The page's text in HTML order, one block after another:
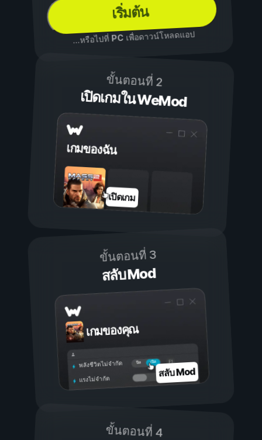
เริ่มต้น
...หรือไปที่ PCเพื่อดาวน์โหลดแอป
ขั้นตอนที่ 2
เปิดเกมใน WeMod
เกมของฉัน
เปิดเกม
ขั้นตอนที่ 3
สลับ Mod
เกมของคุณ
เปิด
ปิด
พลังชีวิตไม่จำกัด
แรงไม่จำกัด สลับ Mod
ขั้นตอนที่ 4